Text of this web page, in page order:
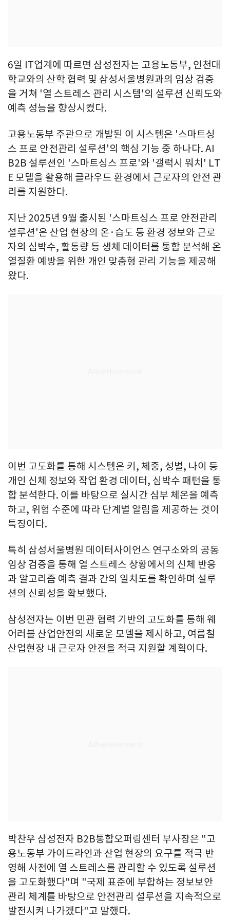
6일 IT업계에 따르면 삼성전자는 고용노동부, 인천대
학교와의 산학 협력 및 삼성서울병원과의 임상 검증
을 거쳐 '열 스트레스 관리 시스템'의 설루션 신뢰도와
예측 성능을 향상시켰다.
고용노동부 주관으로 개발된 이 시스템은 '스마트싱
스 프로 안전관리 설루션'의 핵심 기능 중 하나다. AI
B2B 설루션인 '스마트싱스 프로'와 '갤럭시 워치' LT
E 모델을 활용해 클라우드 환경에서 근로자의 안전 관
리를 지원한다.
지난 2025년 9월 출시된 '스마트싱스 프로 안전관리
설루션'은 산업 현장의 온·습도 등 환경 정보와 근로
자의 심박수, 활동량 등 생체 데이터를 통합 분석해 온
열질환 예방을 위한 개인 맞춤형 관리 기능을 제공해
왔다.
이번 고도화를 통해 시스템은 키, 체중, 성별, 나이 등
개인 신체 정보와 작업 환경 데이터, 심박수 패턴을 통
합 분석한다. 이를 바탕으로 실시간 심부 체온을 예측
하고, 위험 수준에 따라 단계별 알림을 제공하는 것이
특징이다.
특히 삼성서울병원 데이터사이언스 연구소와의 공동
임상 검증을 통해 열 스트레스 상황에서의 신체 반응
과 알고리즘 예측 결과 간의 일치도를 확인하며 설루
션의 신뢰성을 확보했다.
삼성전자는 이번 민관 협력 기반의 고도화를 통해 웨
어러블 산업안전의 새로운 모델을 제시하고, 여름철
산업현장 내 근로자 안전을 적극 지원할 계획이다.
박찬우 삼성전자 B2B통합오퍼링센터 부사장은 "고
용노동부 가이드라인과 산업 현장의 요구를 적극 반
영해 사전에 열 스트레스를 관리할 수 있도록 설루션
을 고도화했다"며 "국제 표준에 부합하는 정보보안
관리 체계를 바탕으로 안전관리 설루션을 지속적으로
발전시켜 나가겠다"고 말했다.